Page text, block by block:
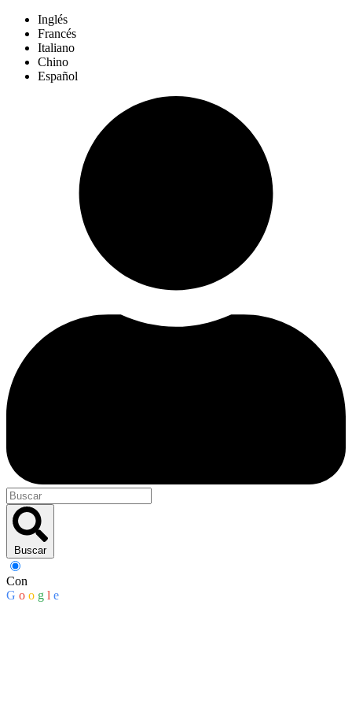
Inglés
Francés
Italiano
Chino
Español
Buscar
Con
G o o g l e